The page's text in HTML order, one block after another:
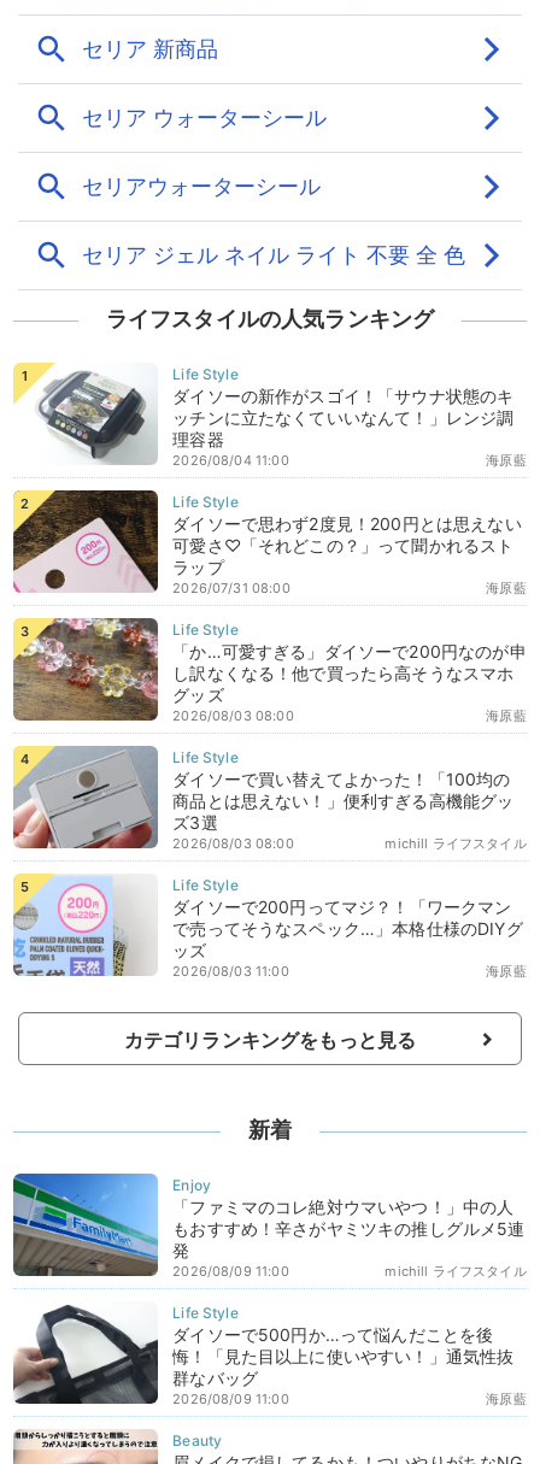
ライフスタイルの人気ランキング
ダイソーの新作がスゴイ！「サウナ状態のキ
ッチンに立たなくていいなんて！」レンジ調
理容器
海原藍
2026/08/04 11:00
ダイソーで思わず2度見！200円とは思えない
可愛さ♡「それどこの？」って聞かれるスト
ラップ
海原藍
2026/07/31 08:00
「か…可愛すぎる」ダイソーで200円なのが申
し訳なくなる！他で買ったら高そうなスマホ
グッズ
海原藍
2026/08/03 08:00
ダイソーで買い替えてよかった！「100均の
商品とは思えない！」便利すぎる高機能グッ
ズ3選
michill ライフスタイル
2026/08/03 08:00
ダイソーで200円ってマジ？！「ワークマン
で売ってそうなスペック…」本格仕様のDIYグ
ッズ
海原藍
2026/08/03 11:00
カテゴリランキングをもっと見る
新着
「ファミマのコレ絶対ウマいやつ！」中の人
もおすすめ！辛さがヤミツキの推しグルメ5連
発
michill ライフスタイル
2026/08/09 11:00
ダイソーで500円か…って悩んだことを後
悔！「見た目以上に使いやすい！」通気性抜
群なバッグ
海原藍
2026/08/09 11:00